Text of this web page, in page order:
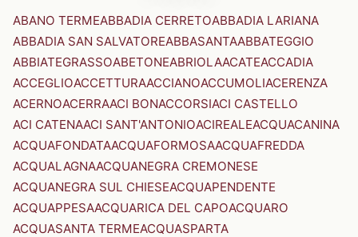
ABANO TERMEABBADIA CERRETOABBADIA LARIANA
ABBADIA SAN SALVATOREABBASANTAABBATEGGIO
ABBIATEGRASSOABETONEABRIOLAACATEACCADIA
ACCEGLIOACCETTURAACCIANOACCUMOLIACERENZA
ACERNOACERRAACI BONACCORSIACI CASTELLO
ACI CATENAACI SANT'ANTONIOACIREALEACQUACANINA
ACQUAFONDATAACQUAFORMOSAACQUAFREDDA
ACQUALAGNAACQUANEGRA CREMONESE
ACQUANEGRA SUL CHIESEACQUAPENDENTE
ACQUAPPESAACQUARICA DEL CAPOACQUARO
ACQUASANTA TERMEACQUASPARTA